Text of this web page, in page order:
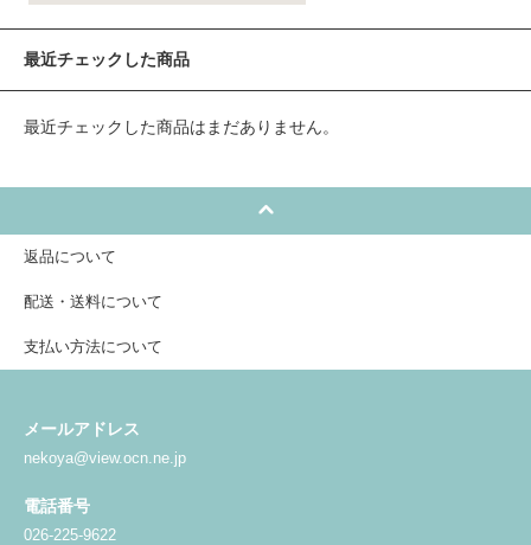
最近チェックした商品
最近チェックした商品はまだありません。
返品について
配送・送料について
支払い方法について
メールアドレス
nekoya@view.ocn.ne.jp
電話番号
026-225-9622